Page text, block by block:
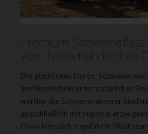
Premium
vom Niederländischen
Die glücklichen Duroc-Schweine
am Niederrhein unter natürlichen
werden die Schweine unserer
ausschließlich mit regional
Ohne künstlich zugeführte